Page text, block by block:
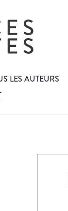
LES AUTEURS